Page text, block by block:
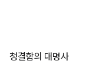
청결함의 대명사